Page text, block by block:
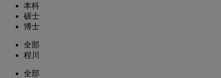
本科
硕士
博士
全部
程川
全部